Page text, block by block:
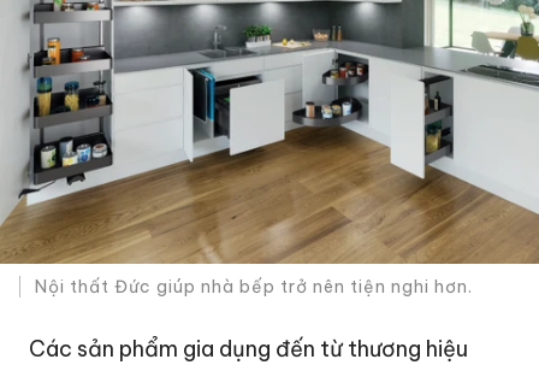
Nội thất Đức giúp nhà bếp trở nên tiện nghi hơn.
Các sản phẩm gia dụng đến từ thương hiệu